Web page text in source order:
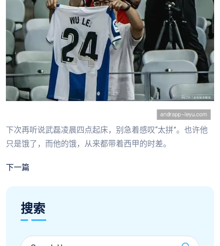
下次再听说武磊凌晨四点起床，别急着感叹“太拼”。也许他
只是饿了，而他的饿，从来都带着西甲的时差。
下一篇
搜索